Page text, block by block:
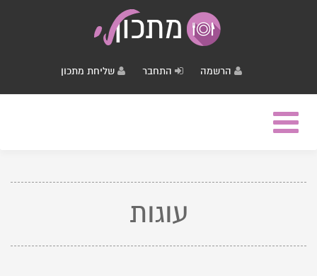
הרשמה התחבר שליחת מתכון
Toggle
navigation
עוגות